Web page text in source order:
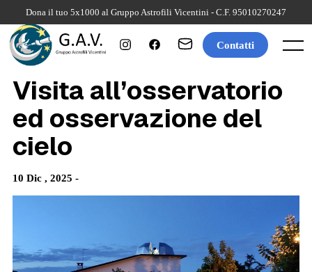
content
Dona il tuo 5x1000 al Gruppo Astrofili Vicentini - C.F. 95010270247
Menu
Contatti
Visita all’osservatorio
ed osservazione del
cielo
10 Dic , 2025 -